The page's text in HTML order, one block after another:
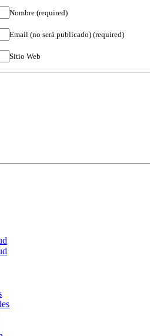
Nombre (required)
Email (no será publicado) (required)
Sitio Web